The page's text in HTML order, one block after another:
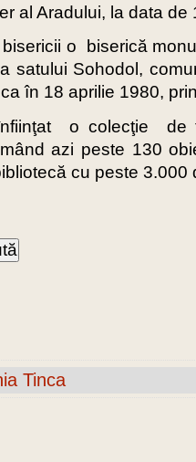
al Aradului, la data de
o biserică
satului Sohodol,
în 18 aprilie 1980,
o colecţie de
azi peste 130
cu peste
Tinca